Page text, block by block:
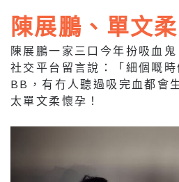
陳展鵬、單文
陳展鵬一家三口今年扮吸血
社交平台留言說：「細個嘅
BB，有冇人聽過吸完血都會
太單文柔懷孕！